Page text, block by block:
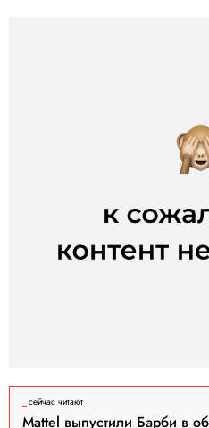
сейчас читают
Mattel выпустили Барби в